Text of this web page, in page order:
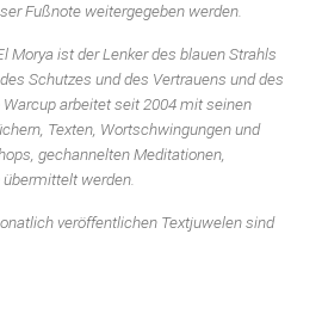
Fußnote weitergegeben werden.
Morya ist der Lenker des blauen Strahls
Schutzes und des Vertrauens und des
arbeitet seit 2004 mit seinen
Texten, Wortschwingungen und
gechannelten Meditationen,
werden.
veröffentlichen Textjuwelen sind